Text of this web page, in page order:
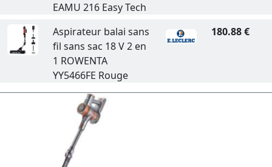
EAMU 216 Easy Tech
Aspirateur balai sans
fil sans sac 18 V 2 en
1 ROWENTA
YY5466FE Rouge
180.88 €